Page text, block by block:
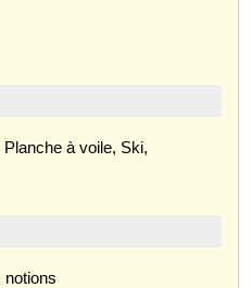
à voile, Ski,
notions